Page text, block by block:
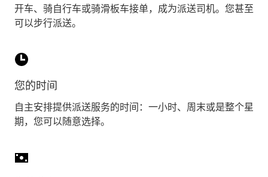
开车、骑自行车或骑滑板车接单，成为派送司机。您甚至
可以步行派送。
您的时间
自主安排提供派送服务的时间：一小时、周末或是整个星
期，您可以随意选择。